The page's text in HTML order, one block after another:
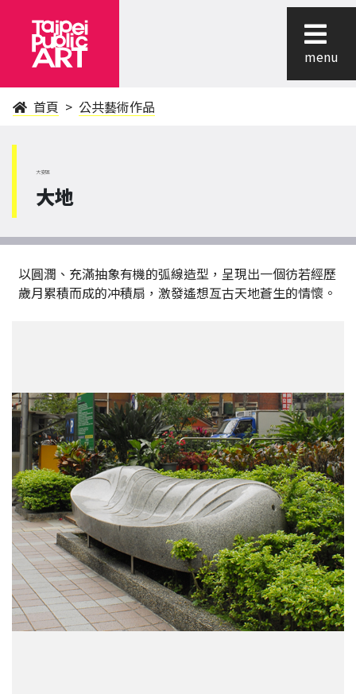
menu
首頁 公共藝術作品
大安區
大地
以圓潤、充滿抽象有機的弧線造型，呈現出一個彷若經歷
歲月累積而成的冲積扇，激發遙想亙古天地蒼生的情懷。